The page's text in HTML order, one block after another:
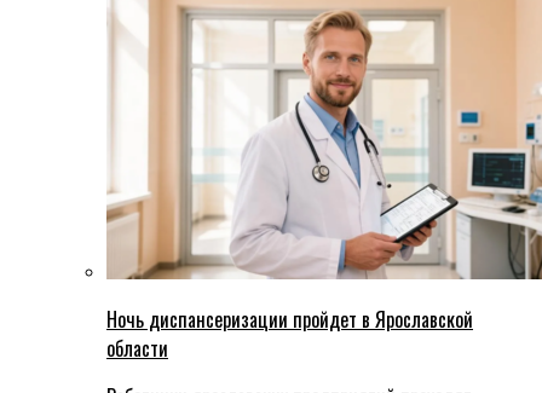
Ночь диспансеризации пройдет в Ярославской
области